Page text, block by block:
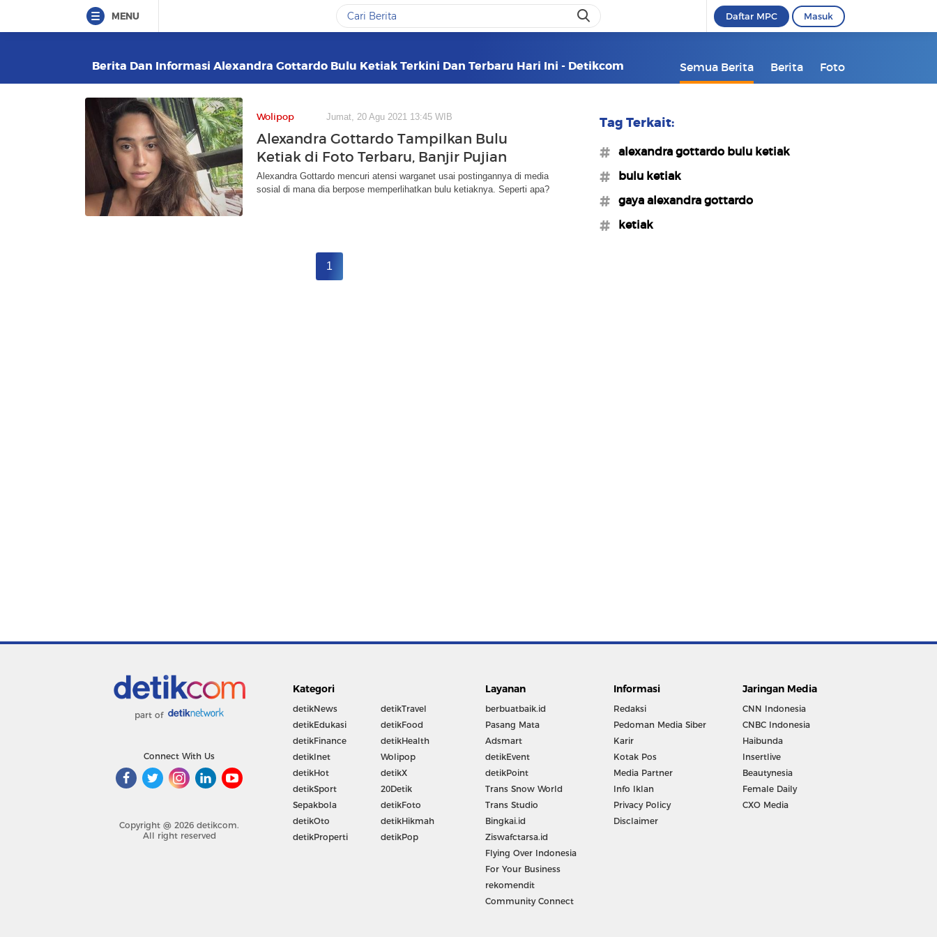
MENU Daftar MPC Masuk
Berita Dan Informasi Alexandra Gottardo Bulu Ketiak Terkini Dan Terbaru Hari Ini - Detikcom Semua Berita Berita Foto
Wolipop Jumat, 20 Agu 2021 13:45 WIB
Alexandra Gottardo Tampilkan Bulu
Ketiak di Foto Terbaru, Banjir Pujian
Alexandra Gottardo mencuri atensi warganet usai postingannya di media
sosial di mana dia berpose memperlihatkan bulu ketiaknya. Seperti apa?
1
Tag Terkait:
#alexandra gottardo bulu ketiak
#bulu ketiak
#gaya alexandra gottardo
#ketiak
part of
Connect With Us
Copyright @ 2026 detikcom.
All right reserved
Kategori
detikNews
detikEdukasi
detikFinance
detikInet
detikHot
detikSport
Sepakbola
detikOto
detikProperti
detikTravel
detikFood
detikHealth
Wolipop
detikX
20Detik
detikFoto
detikHikmah
detikPop
Layanan
berbuatbaik.id
Pasang Mata
Adsmart
detikEvent
detikPoint
Trans Snow World
Trans Studio
Bingkai.id
Ziswafctarsa.id
Flying Over Indonesia
For Your Business
rekomendit
Community Connect
Informasi
Redaksi
Pedoman Media Siber
Karir
Kotak Pos
Media Partner
Info Iklan
Privacy Policy
Disclaimer
Jaringan Media
CNN Indonesia
CNBC Indonesia
Haibunda
Insertlive
Beautynesia
Female Daily
CXO Media